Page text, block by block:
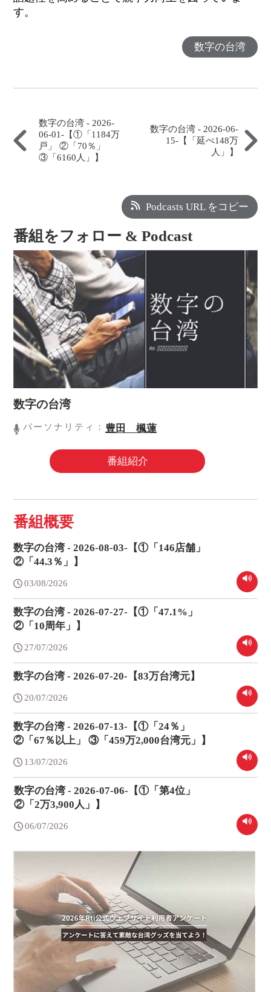
す。
数字の台湾
数字の台湾 - 2026-
06-01-【①「1184万
戸」 ②「70％」
③「6160人」】
数字の台湾 - 2026-06-
15-【「延べ148万
人」】
Podcasts URL をコピー
番組をフォロー & Podcast
数字の台湾
パーソナリティ： 豊田 楓蓮
番組紹介
番組概要
数字の台湾 - 2026-08-03-【①「146店舗」
②「44.3％」】
03/08/2026
数字の台湾 - 2026-07-27-【①「47.1%」
②「10周年」】
27/07/2026
数字の台湾 - 2026-07-20-【83万台湾元】
20/07/2026
数字の台湾 - 2026-07-13-【①「24％」
②「67％以上」 ③「459万2,000台湾元」】
13/07/2026
数字の台湾 - 2026-07-06-【①「第4位」
②「2万3,900人」】
06/07/2026